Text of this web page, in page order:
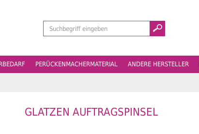
Suchen
PERÜCKENMACHERMATERIAL ANDERE HERSTELLER
GLATZEN AUFTRAGSPINSEL